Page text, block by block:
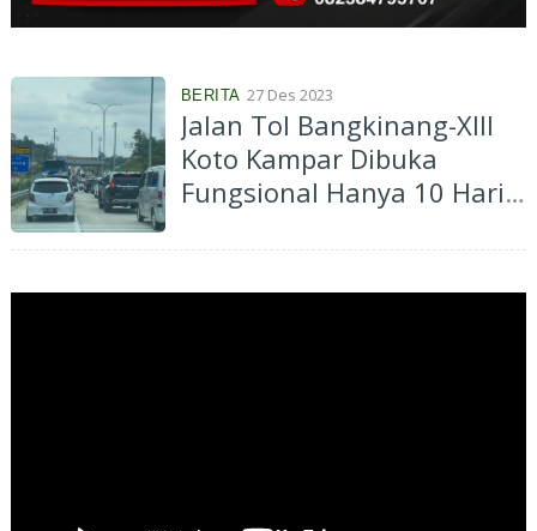
BERITA 27 Des 2023
Jalan Tol Bangkinang-XIII
Koto Kampar Dibuka
Fungsional Hanya 10 Hari,